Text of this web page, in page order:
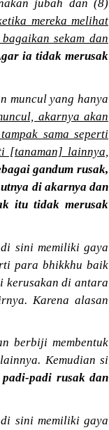
jubah dan (8)
mereka melihat
sekam dan
ia tidak merusak
muncul yang hanya
akarnya akan
sama seperti
[tanaman] lainnya,
gandum rusak,
di akarnya dan
itu tidak merusak
di sini memiliki gaya
para bhikkhu baik
kerusakan di antara
Karena alasan
berbiji membentuk
Kemudian si
padi rusak dan
sini memiliki gaya